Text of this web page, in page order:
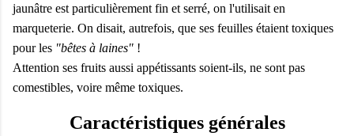
jaunâtre est particulièrement fin et serré, on l'utilisait en
marqueterie. On disait, autrefois, que ses feuilles étaient toxiques
pour les "bêtes à laines" !
Attention ses fruits aussi appétissants soient-ils, ne sont pas
comestibles, voire même toxiques.
Caractéristiques générales